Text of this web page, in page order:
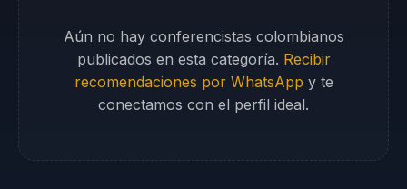
Aún no hay conferencistas colombianos
publicados en esta categoría. Recibir
recomendaciones por WhatsApp y te
conectamos con el perfil ideal.